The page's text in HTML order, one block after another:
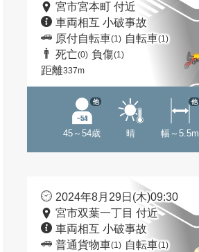
宮市宮本町 付近
車両相互 小破事故
原付自転車(1) 自転車(1)
死亡(0) 負傷(1)
距離337m
45～54歳
他
晴 幅～5.5m
他
2024年8月29日(木)09:30
宮市双葉一丁目 付近
車両相互 小破事故
普通貨物車(1) 自転車(1)